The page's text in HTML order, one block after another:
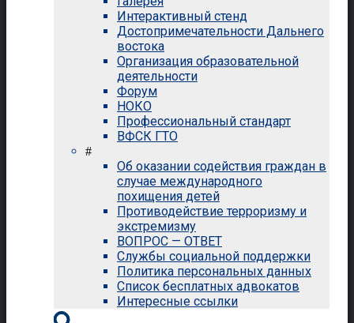
Интерактивный стенд
Достопримечательности Дальнего
востока
Организация образовательной
деятельности
Форум
НОКО
Профессиональный стандарт
ВФСК ГТО
#
Об оказании содействия граждан в
случае международного
похищения детей
Противодействие терроризму и
экстремизму
ВОПРОС — ОТВЕТ
Службы социальной поддержки
Политика персональных данных
Список бесплатных адвокатов
Интересные ссылки